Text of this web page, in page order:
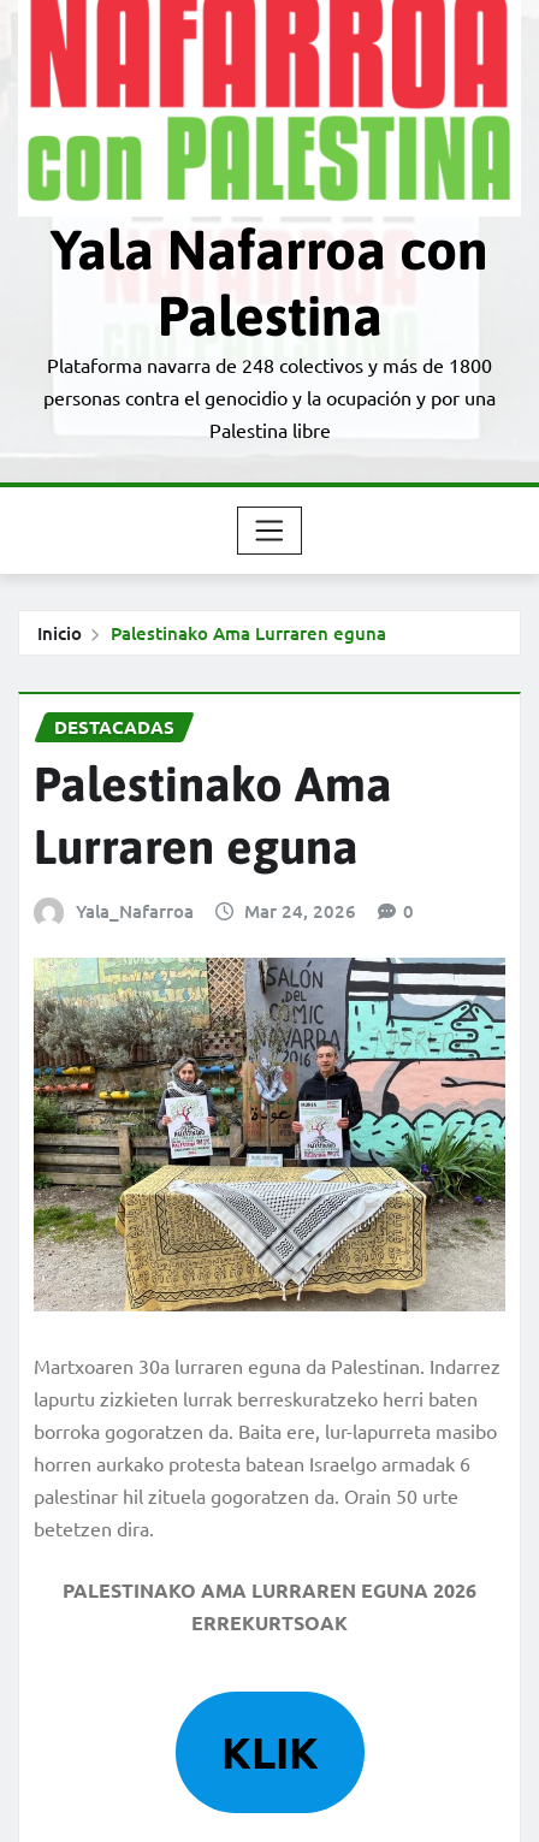
Yala Nafarroa con
Palestina
Plataforma navarra de 248 colectivos y más de 1800
personas contra el genocidio y la ocupación y por una
Palestina libre
Inicio Palestinako Ama Lurraren eguna
DESTACADAS
Palestinako Ama
Lurraren eguna
Yala_Nafarroa Mar 24, 2026 0
Martxoaren 30a lurraren eguna da Palestinan. Indarrez
lapurtu zizkieten lurrak berreskuratzeko herri baten
borroka gogoratzen da. Baita ere, lur-lapurreta masibo
horren aurkako protesta batean Israelgo armadak 6
palestinar hil zituela gogoratzen da. Orain 50 urte
betetzen dira.
PALESTINAKO AMA LURRAREN EGUNA 2026
ERREKURTSOAK
KLIK